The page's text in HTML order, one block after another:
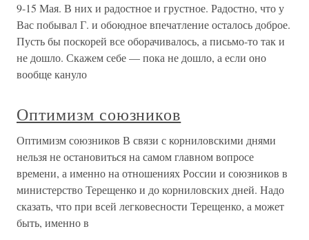
9-15 Мая. В них и радостное и грустное. Радостно, что у
Вас побывал Г. и обоюдное впечатление осталось доброе.
Пусть бы поскорей все оборачивалось, а письмо-то так и
не дошло. Скажем себе — пока не дошло, а если оно
вообще кануло
Оптимизм союзников
Оптимизм союзников В связи с корниловскими днями
нельзя не остановиться на самом главном вопросе
времени, а именно на отношениях России и союзников в
министерство Терещенко и до корниловских дней. Надо
сказать, что при всей легковесности Терещенко, а может
быть, именно в